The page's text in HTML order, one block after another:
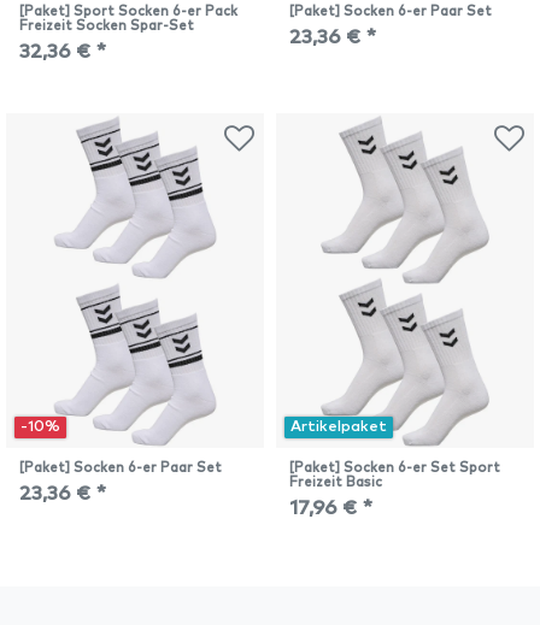
[Paket] Sport Socken 6-er Pack
Freizeit Socken Spar-Set
32,36 € *
[Paket] Socken 6-er Paar Set
23,36 € *
-10%
[Paket] Socken 6-er Paar Set
23,36 € *
Artikelpaket
[Paket] Socken 6-er Set Sport
Freizeit Basic
17,96 € *